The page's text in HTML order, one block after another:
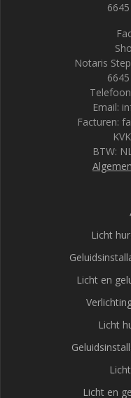
Notaris
Email:
Facturen:
BTW:
Licht
Licht en
Licht
Licht en